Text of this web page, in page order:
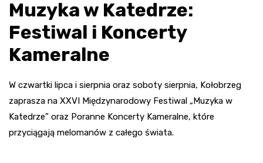
Muzyka w Katedrze:
Festiwal i Koncerty
Kameralne
W czwartki lipca i sierpnia oraz soboty sierpnia, Kołobrzeg
zaprasza na XXVI Międzynarodowy Festiwal „Muzyka w
Katedrze” oraz Poranne Koncerty Kameralne, które
przyciągają melomanów z całego świata.